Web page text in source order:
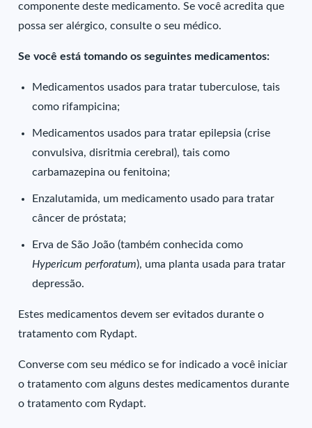
componente deste medicamento. Se você acredita que
possa ser alérgico, consulte o seu médico.
Se você está tomando os seguintes medicamentos:
Medicamentos usados para tratar tuberculose, tais
como rifampicina;
Medicamentos usados para tratar epilepsia (crise
convulsiva, disritmia cerebral), tais como
carbamazepina ou fenitoina;
Enzalutamida, um medicamento usado para tratar
câncer de próstata;
Erva de São João (também conhecida como
Hypericum perforatum), uma planta usada para tratar
depressão.
Estes medicamentos devem ser evitados durante o
tratamento com Rydapt.
Converse com seu médico se for indicado a você iniciar
o tratamento com alguns destes medicamentos durante
o tratamento com Rydapt.